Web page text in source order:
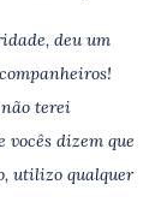
deu um
terei
vocês dizem que
utilizo qualquer